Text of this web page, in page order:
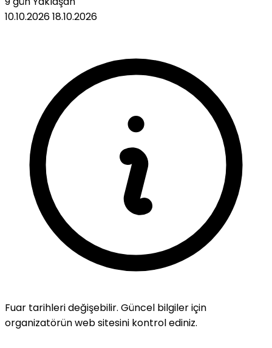
10.10.202618.10.2026
Fuar tarihleri değişebilir. Güncel bilgiler için
organizatörün web sitesini kontrol ediniz.